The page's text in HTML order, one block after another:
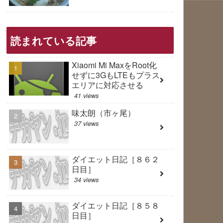
読まれている記事
Xiaomi Mi MaxをRoot化
せずに3GもLTEもプラス
エリアに対応させる
41 views
味太朗（市ヶ尾）
37 views
ダイエット日記［８６２
日目］
34 views
ダイエット日記［８５８
日目］